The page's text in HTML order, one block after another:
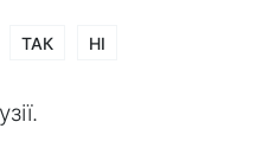
ТАК НІ